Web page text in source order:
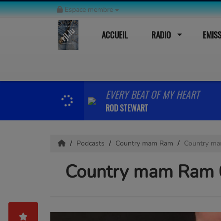
Espace membre
ACCUEIL RADIO
EVERY BEAT OF MY HEART
ROD STEWART
Podcasts Country mam Ram Country
Country mam